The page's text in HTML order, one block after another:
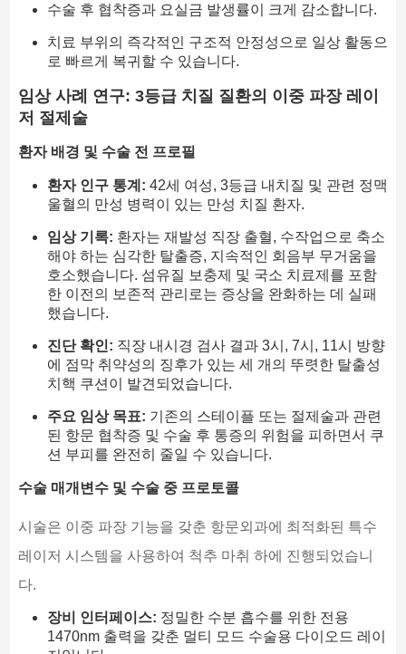
수술 후 협착증과 요실금 발생률이 크게 감소합니다.
치료 부위의 즉각적인 구조적 안정성으로 일상 활동으
로 빠르게 복귀할 수 있습니다.
임상 사례 연구: 3등급 치질 질환의 이중 파장 레이
저 절제술
환자 배경 및 수술 전 프로필
환자 인구 통계: 42세 여성, 3등급 내치질 및 관련 정맥
울혈의 만성 병력이 있는 만성 치질 환자.
임상 기록: 환자는 재발성 직장 출혈, 수작업으로 축소
해야 하는 심각한 탈출증, 지속적인 회음부 무거움을
호소했습니다. 섬유질 보충제 및 국소 치료제를 포함
한 이전의 보존적 관리로는 증상을 완화하는 데 실패
했습니다.
진단 확인: 직장 내시경 검사 결과 3시, 7시, 11시 방향
에 점막 취약성의 징후가 있는 세 개의 뚜렷한 탈출성
치핵 쿠션이 발견되었습니다.
주요 임상 목표: 기존의 스테이플 또는 절제술과 관련
된 항문 협착증 및 수술 후 통증의 위험을 피하면서 쿠
션 부피를 완전히 줄일 수 있습니다.
수술 매개변수 및 수술 중 프로토콜
시술은 이중 파장 기능을 갖춘 항문외과에 최적화된 특수
레이저 시스템을 사용하여 척추 마취 하에 진행되었습니
다.
장비 인터페이스: 정밀한 수분 흡수를 위한 전용
1470nm 출력을 갖춘 멀티 모드 수술용 다이오드 레이